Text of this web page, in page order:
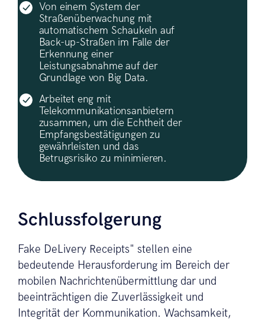
Von einem System der
Straßenüberwachung mit
automatischem Schaukeln auf
Back-up-Straßen im Falle der
Erkennung einer
Leistungsabnahme auf der
Grundlage von Big Data.
Arbeitet eng mit
Telekommunikationsanbietern
zusammen, um die Echtheit der
Empfangsbestätigungen zu
gewährleisten und das
Betrugsrisiko zu minimieren.
Schlussfolgerung
Fake DeLivery Receipts" stellen eine
bedeutende Herausforderung im Bereich der
mobilen Nachrichtenübermittlung dar und
beeinträchtigen die Zuverlässigkeit und
Integrität der Kommunikation. Wachsamkeit,